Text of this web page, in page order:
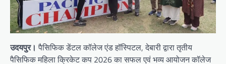
उदयपुर। पैसिफिक डेंटल कॉलेज एंड हॉस्पिटल, देबारी द्वारा तृतीय
पैसिफिक महिला क्रिकेट कप 2026 का सफल एवं भव्य आयोजन कॉलेज